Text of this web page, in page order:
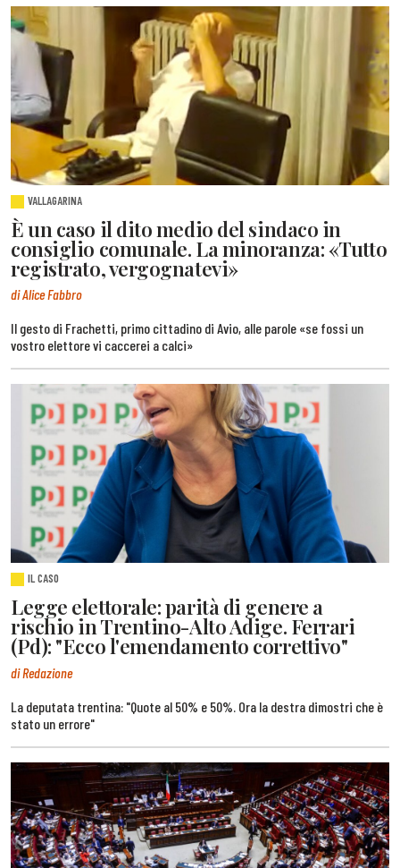
VALLAGARINA
È un caso il dito medio del sindaco in
consiglio comunale. La minoranza: «Tutto
registrato, vergognatevi»
di Alice Fabbro
Il gesto di Frachetti, primo cittadino di Avio, alle parole «se fossi un
vostro elettore vi caccerei a calci»
IL CASO
Legge elettorale: parità di genere a
rischio in Trentino-Alto Adige. Ferrari
(Pd): "Ecco l'emendamento correttivo"
di Redazione
La deputata trentina: "Quote al 50% e 50%. Ora la destra dimostri che è
stato un errore"